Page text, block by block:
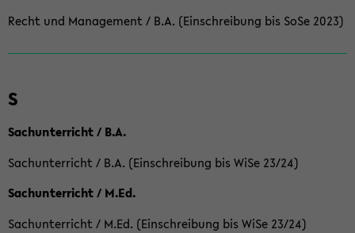
Recht und Management / B.A. (Einschreibung bis SoSe 2023)
S
Sachunterricht / B.A.
Sachunterricht / B.A. (Einschreibung bis WiSe 23/24)
Sachunterricht / M.Ed.
Sachunterricht / M.Ed. (Einschreibung bis WiSe 23/24)